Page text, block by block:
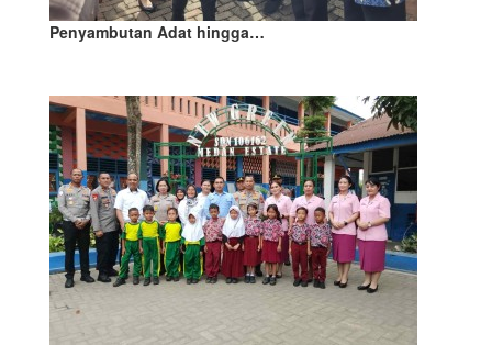
Penyambutan Adat hingga…